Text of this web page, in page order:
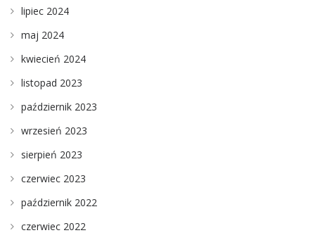
lipiec 2024
maj 2024
kwiecień 2024
listopad 2023
październik 2023
wrzesień 2023
sierpień 2023
czerwiec 2023
październik 2022
czerwiec 2022